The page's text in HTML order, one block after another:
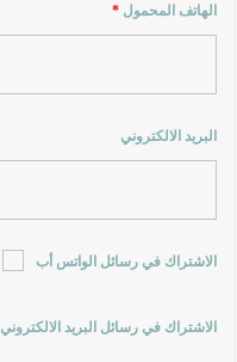
الهاتف المحمول*
البريد الالكتروني
الاشتراك في رسائل الواتس أب
الاشتراك في رسائل البريد الالكتروني